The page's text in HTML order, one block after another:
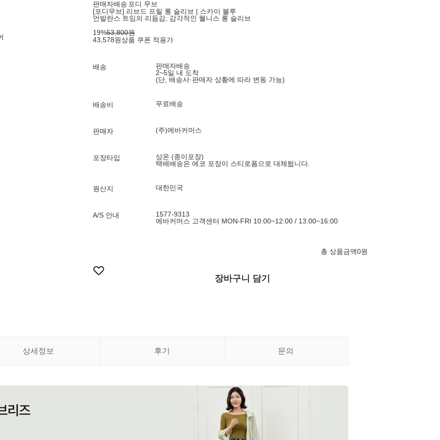
판매자배송 포디 무브
[포디무브] 리브드 프릴 롱 슬리브 | 스카이 블루
언발란스 트임의 리듬감, 감각적인 웰니스 롱 슬리브
19%53,800원
43,578원상품 쿠폰 적용가
배송
판매자배송
2~5일 내 도착
(단, 배송사·판매자 상황에 따라 변동 가능)
배송비 무료배송
판매자 (주)에바커머스
포장타입
상온 (종이포장)
택배배송은 에코 포장이 스티로폼으로 대체됩니다.
원산지 대한민국
A/S 안내
1577-9313
에바커머스 고객센터 MON-FRI 10:00~12:00 / 13:00~16:00
총 상품금액0원
장바구니 담기
상세정보 후기 문의